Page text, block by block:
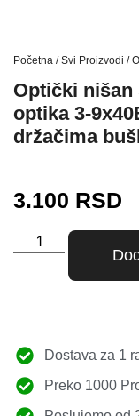
Početna /Svi Proizvodi /
Optički nišan
optika 3-
držačima
3.100 RSD
Dostava za 1
Preko 1000